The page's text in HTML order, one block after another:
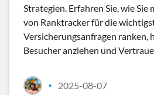
Strategien. Erfahren Sie, wie Sie
von Ranktracker für die
Versicherungsanfragen ranken,
Besucher anziehen und
• 2025-08-07